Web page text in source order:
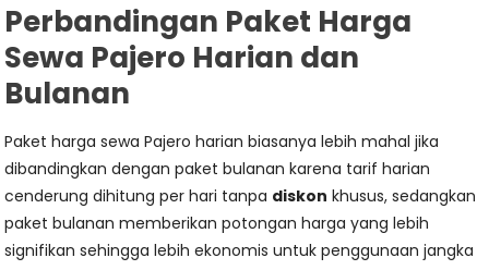
Perbandingan Paket Harga
Sewa Pajero Harian dan
Bulanan
Paket harga sewa Pajero harian biasanya lebih mahal jika
dibandingkan dengan paket bulanan karena tarif harian
cenderung dihitung per hari tanpa diskon khusus, sedangkan
paket bulanan memberikan potongan harga yang lebih
signifikan sehingga lebih ekonomis untuk penggunaan jangka